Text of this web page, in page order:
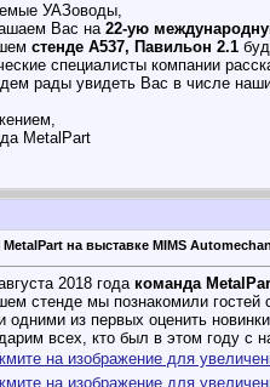
УАЗоводы,
Вас на 22-ую
стенде A537, Павильон 2.1
специалисты компании
рады увидеть Вас в числе
MetalPart
MetalPart на выставке MIMS
2018 года команда
стенде мы познакомили гостей
одними из первых оценить новинки
всех, кто был в этом году с